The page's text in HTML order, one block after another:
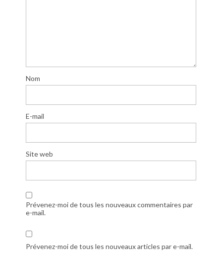
Nom
E-mail
Site web
Prévenez-moi de tous les nouveaux commentaires par
e-mail.
Prévenez-moi de tous les nouveaux articles par e-mail.